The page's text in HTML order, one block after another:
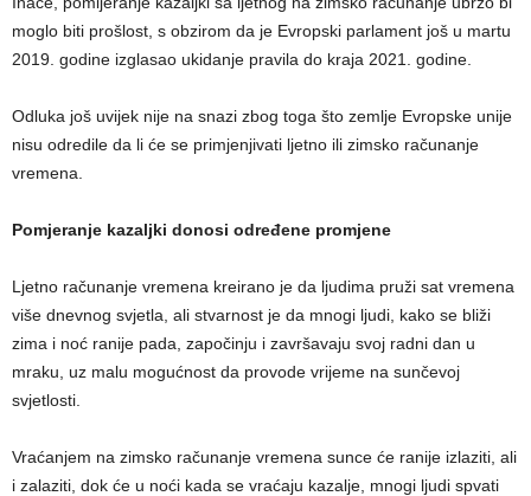
moglo biti prošlost, s obzirom da je Evropski parlament još u martu
2019. godine izglasao ukidanje pravila do kraja 2021. godine.
Odluka još uvijek nije na snazi zbog toga što zemlje Evropske unije
nisu odredile da li će se primjenjivati ljetno ili zimsko računanje
vremena.
Pomjeranje kazaljki donosi određene promjene
Ljetno računanje vremena kreirano je da ljudima pruži sat vremena
više dnevnog svjetla, ali stvarnost je da mnogi ljudi, kako se bliži
zima i noć ranije pada, započinju i završavaju svoj radni dan u
mraku, uz malu mogućnost da provode vrijeme na sunčevoj
svjetlosti.
Vraćanjem na zimsko računanje vremena sunce će ranije izlaziti, ali
i zalaziti, dok će u noći kada se vraćaju kazalje, mnogi ljudi spvati